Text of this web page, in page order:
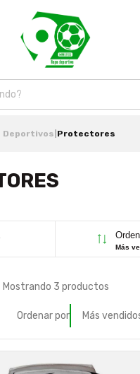
Protectores
Más
Mostrando 3 productos
Ordenar por